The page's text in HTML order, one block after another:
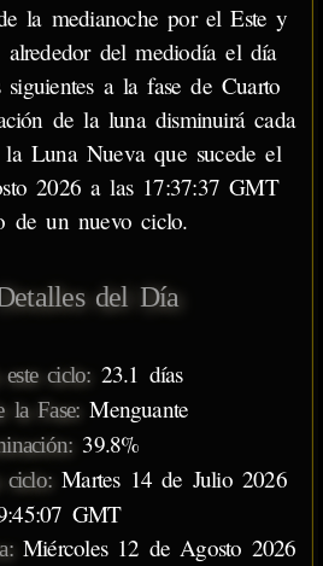
la medianoche por el Este y
del mediodía el día
a la fase de Cuarto
de la luna disminuirá cada
Luna Nueva que sucede el
2026 a las 17:37:37 GMT
de un nuevo ciclo.
del Día
ciclo: 23.1 días
la Fase: Menguante
39.8%
ciclo: Martes 14 de Julio 2026
GMT
Miércoles 12 de Agosto 2026